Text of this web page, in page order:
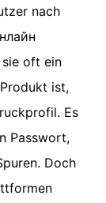
nach
sie oft ein
ist,
Es
Passwort,
Doch